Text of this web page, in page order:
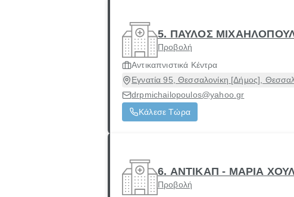
5. ΠΑΥΛΟΣ
Προβολή
Αντικαπνιστικά Κέντρα
Εγνατία 95, Θεσσαλονίκη [Δήμος],
drpmichailopoulos@yahoo.gr
Κάλεσε Τώρα
6. ΑΝΤΙΚΑΠ - ΜΑΡΙΑ
Προβολή